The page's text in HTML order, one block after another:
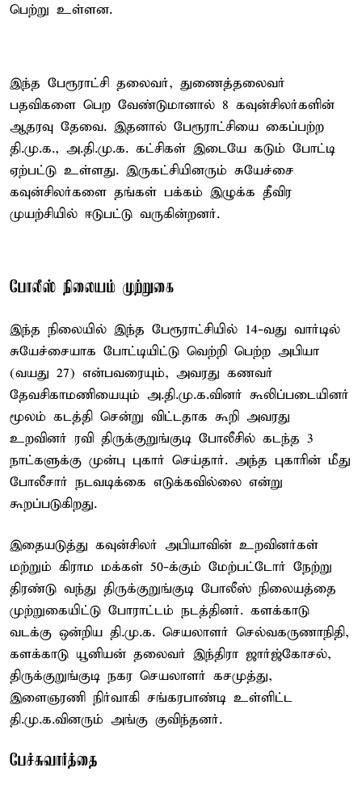
பெற்று உள்ளன.
இந்த பேரூராட்சி தலைவர், துணைத்தலைவர்
பதவிகளை பெற வேண்டுமானால் 8 கவுன்சிலர்களின்
ஆதரவு தேவை. இதனால் பேரூராட்சியை கைப்பற்ற
தி.மு.க., அ.தி.மு.க. கட்சிகள் இடையே கடும் போட்டி
ஏற்பட்டு உள்ளது. இருகட்சியினரும் சுயேச்சை
கவுன்சிலர்களை தங்கள் பக்கம் இழுக்க தீவிர
முயற்சியில் ஈடுபட்டு வருகின்றனர்.
போலீஸ் நிலையம் முற்றுகை
இந்த நிலையில் இந்த பேரூராட்சியில் 14-வது வார்டில்
சுயேச்சையாக போட்டியிட்டு வெற்றி பெற்ற அபியா
(வயது 27) என்பவரையும், அவரது கணவர்
தேவசிகாமணியையும் அ.தி.மு.க.வினர் கூலிப்படையினர்
மூலம் கடத்தி சென்று விட்டதாக கூறி அவரது
உறவினர் ரவி திருக்குறுங்குடி போலீசில் கடந்த 3
நாட்களுக்கு முன்பு புகார் செய்தார். அந்த புகாரின் மீது
போலீசார் நடவடிக்கை எடுக்கவில்லை என்று
கூறப்படுகிறது.
இதையடுத்து கவுன்சிலர் அபியாவின் உறவினர்கள்
மற்றும் கிராம மக்கள் 50-க்கும் மேற்பட்டோர் நேற்று
திரண்டு வந்து திருக்குறுங்குடி போலீஸ் நிலையத்தை
முற்றுகையிட்டு போராட்டம் நடத்தினர். களக்காடு
வடக்கு ஒன்றிய தி.மு.க. செயலாளர் செல்வகருணாநிதி,
களக்காடு யூனியன் தலைவர் இந்திரா ஜார்ஜ்கோசல்,
திருக்குறுங்குடி நகர செயலாளர் கசமுத்து,
இளைஞரணி நிர்வாகி சங்கரபாண்டி உள்ளிட்ட
தி.மு.க.வினரும் அங்கு குவிந்தனர்.
பேச்சுவார்த்தை